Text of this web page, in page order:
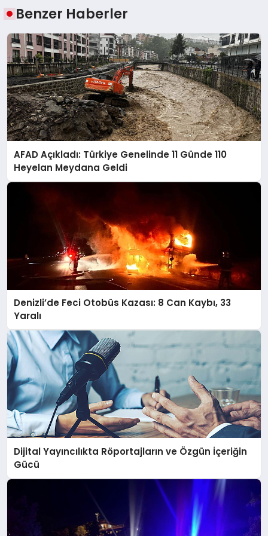
Benzer Haberler
AFAD Açıkladı: Türkiye Genelinde 11 Günde 110
Heyelan Meydana Geldi
Denizli’de Feci Otobüs Kazası: 8 Can Kaybı, 33
Yaralı
Dijital Yayıncılıkta Röportajların ve Özgün İçeriğin
Gücü